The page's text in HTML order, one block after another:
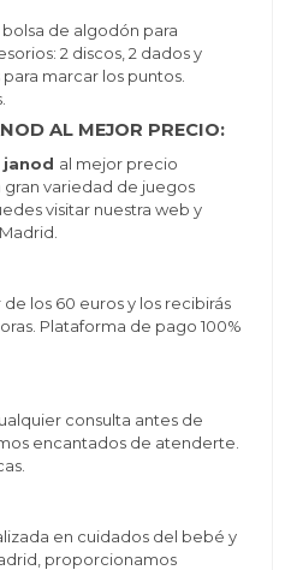
bolsa de algodón para
2 discos, 2 dados y
marcar los puntos.
AL MEJOR PRECIO:
janod al mejor precio
gran variedad de juegos
visitar nuestra web y
los 60 euros y los recibirás
Plataforma de pago 100%
consulta antes de
encantados de atenderte.
en cuidados del bebé y
proporcionamos